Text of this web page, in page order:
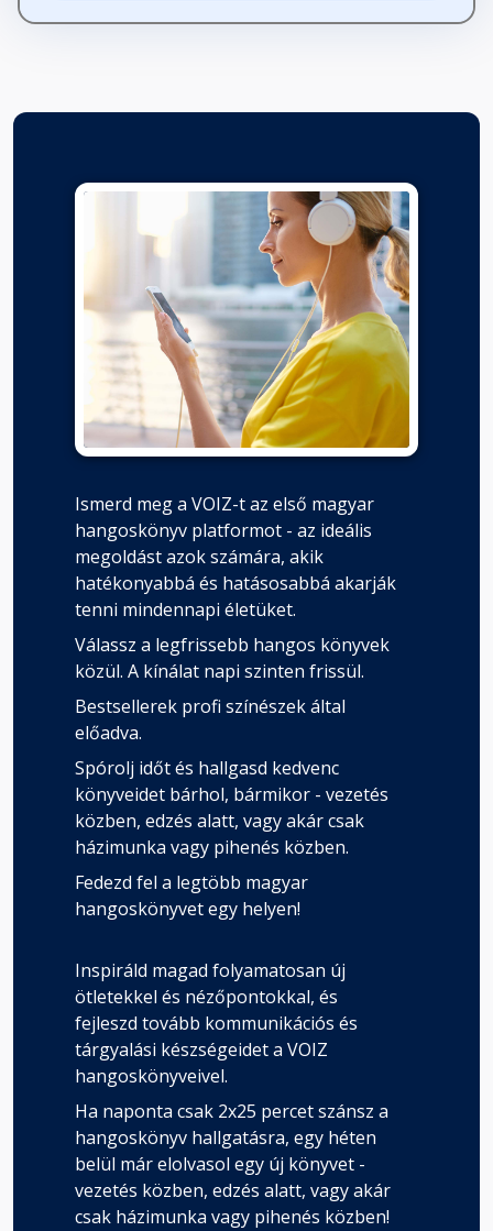
Ismerd meg a VOIZ-t az első magyar
hangoskönyv platformot - az ideális
megoldást azok számára, akik
hatékonyabbá és hatásosabbá akarják
tenni mindennapi életüket.
Válassz a legfrissebb hangos könyvek
közül. A kínálat napi szinten frissül.
Bestsellerek profi színészek által
előadva.
Spórolj időt és hallgasd kedvenc
könyveidet bárhol, bármikor - vezetés
közben, edzés alatt, vagy akár csak
házimunka vagy pihenés közben.
Fedezd fel a legtöbb magyar
hangoskönyvet egy helyen!
Inspiráld magad folyamatosan új
ötletekkel és nézőpontokkal, és
fejleszd tovább kommunikációs és
tárgyalási készségeidet a VOIZ
hangoskönyveivel.
Ha naponta csak 2x25 percet szánsz a
hangoskönyv hallgatásra, egy héten
belül már elolvasol egy új könyvet -
vezetés közben, edzés alatt, vagy akár
csak házimunka vagy pihenés közben!